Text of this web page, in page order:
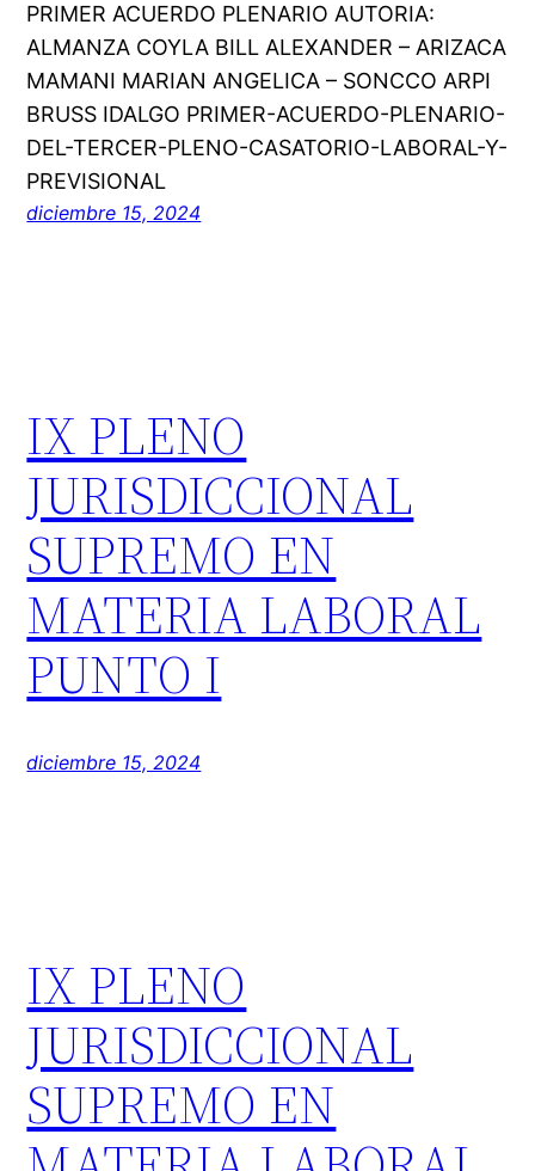
PRIMER ACUERDO PLENARIO AUTORIA:
ALMANZA COYLA BILL ALEXANDER – ARIZACA
MAMANI MARIAN ANGELICA – SONCCO ARPI
BRUSS IDALGO PRIMER-ACUERDO-PLENARIO-
DEL-TERCER-PLENO-CASATORIO-LABORAL-Y-
PREVISIONAL
diciembre 15, 2024
IX PLENO
JURISDICCIONAL
SUPREMO EN
MATERIA LABORAL
PUNTO I
diciembre 15, 2024
IX PLENO
JURISDICCIONAL
SUPREMO EN